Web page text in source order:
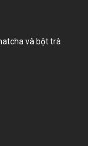
và bột trà